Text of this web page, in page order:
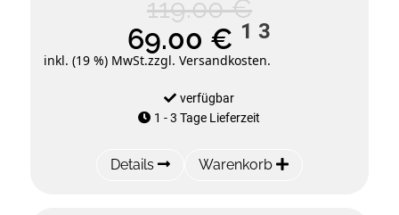
119.00 €
69.00 € 1 3
inkl. (19 %) MwSt.zzgl. Versandkosten.
verfügbar
1 - 3 Tage Lieferzeit
Details Warenkorb